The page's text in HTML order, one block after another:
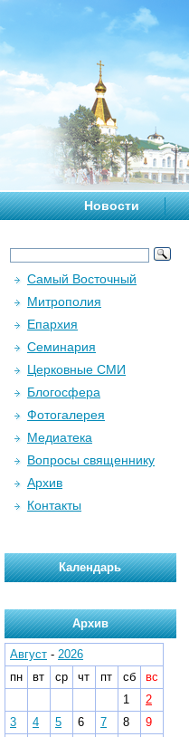
Новости
Самый Восточный
Митрополия
Епархия
Семинария
Церковные СМИ
Блогосфера
Фотогалерея
Медиатека
Вопросы священнику
Архив
Контакты
Календарь
Архив
Август - 2026
пн
вт ср чт пт сб
вс
1
2
3
4 5 6 7 8
9